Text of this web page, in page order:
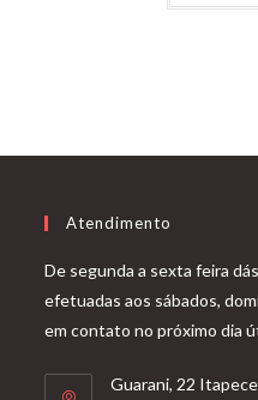
Atendimento
De segunda a sexta feira
efetuadas aos sábados,
em contato no próximo dia
Guarani, 22